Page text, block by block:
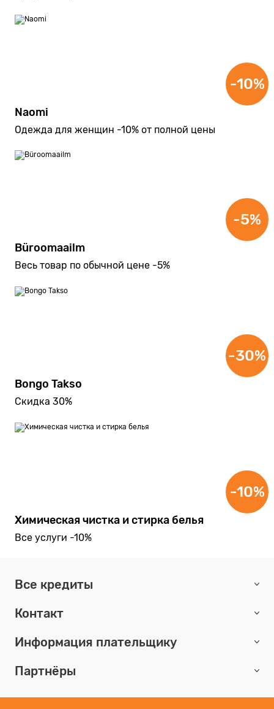
Naomi
Одежда для женщин -10% от полной цены
-10%
Büroomaailm
Весь товар по обычной цене -5%
-5%
Bongo Takso
Скидка 30%
-30%
Химическая чистка и стирка белья
Все услуги -10%
-10%
Все кредиты
Контакт
Информация плательщику
Партнёры